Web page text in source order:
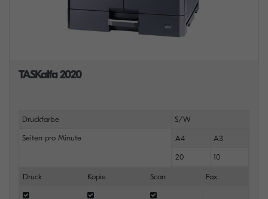
TASKalfa 2020
Druckfarbe S/W
Seiten pro Minute A4 A3
20 10
Druck Kopie Scan Fax